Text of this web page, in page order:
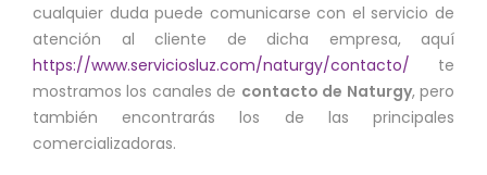
cualquier duda puede comunicarse con el servicio de
atención al cliente de dicha empresa, aquí
https://www.serviciosluz.com/naturgy/contacto/ te
mostramos los canales de contacto de Naturgy, pero
también encontrarás los de las principales
comercializadoras.